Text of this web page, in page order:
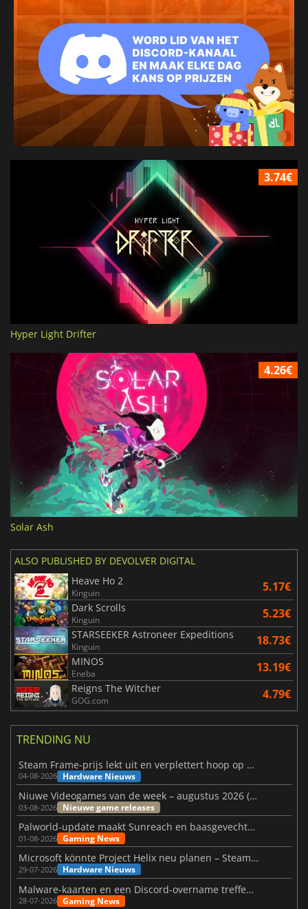
3.74€
Hyper Light Drifter
4.26€
Solar Ash
ALSO PUBLISHED BY DEVOLVER DIGITAL
Heave Ho 2
Kinguin 5.17€
Dark Scrolls
Kinguin 5.23€
STARSEEKER Astroneer Expeditions
Kinguin 18.73€
MINOS
Eneba 13.19€
Reigns The Witcher
GOG.com 4.79€
TRENDING NU
Steam Frame-prijs lekt uit en verplettert hoop op betaalbare VR
04-08-2026 Hardware Nieuws
Niuwe Videogames van de week – augustus 2026 (week 32)
03-08-2026 Nieuwe game releases
Palworld-update maakt Sunreach en baasgevechten stabieler
01-08-2026 Gaming News
Microsoft könnte Project Helix neu planen – Steam-Support wackelt
29-07-2026 Hardware Nieuws
Malware-kaarten en een Discord-overname treffen Meccha Chameleon
28-07-2026 Gaming News